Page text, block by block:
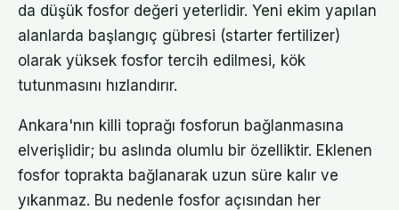
da düşük fosfor değeri yeterlidir. Yeni ekim yapılan
alanlarda başlangıç gübresi (starter fertilizer)
olarak yüksek fosfor tercih edilmesi, kök
tutunmasını hızlandırır.
Ankara'nın killi toprağı fosforun bağlanmasına
elverişlidir; bu aslında olumlu bir özelliktir. Eklenen
fosfor toprakta bağlanarak uzun süre kalır ve
yıkanmaz. Bu nedenle fosfor açısından her